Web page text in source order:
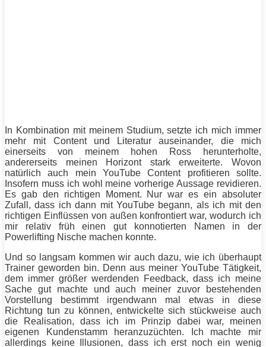
In Kombination mit meinem Studium, setzte ich mich immer
mehr mit Content und Literatur auseinander, die mich
einerseits von meinem hohen Ross herunterholte,
andererseits meinen Horizont stark erweiterte. Wovon
natürlich auch mein YouTube Content profitieren sollte.
Insofern muss ich wohl meine vorherige Aussage revidieren.
Es gab den richtigen Moment. Nur war es ein absoluter
Zufall, dass ich dann mit YouTube begann, als ich mit den
richtigen Einflüssen von außen konfrontiert war, wodurch ich
mir relativ früh einen gut konnotierten Namen in der
Powerlifting Nische machen konnte.
Und so langsam kommen wir auch dazu, wie ich überhaupt
Trainer geworden bin. Denn aus meiner YouTube Tätigkeit,
dem immer größer werdenden Feedback, dass ich meine
Sache gut machte und auch meiner zuvor bestehenden
Vorstellung bestimmt irgendwann mal etwas in diese
Richtung tun zu können, entwickelte sich stückweise auch
die Realisation, dass ich im Prinzip dabei war, meinen
eigenen Kundenstamm heranzuzüchten. Ich machte mir
allerdings keine Illusionen, dass ich erst noch ein wenig